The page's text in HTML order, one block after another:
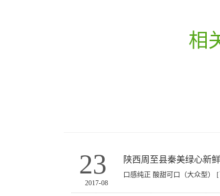
相
23
2017-08
陕西周至县秦美绿心新
口感纯正 酸甜可口（大众型）